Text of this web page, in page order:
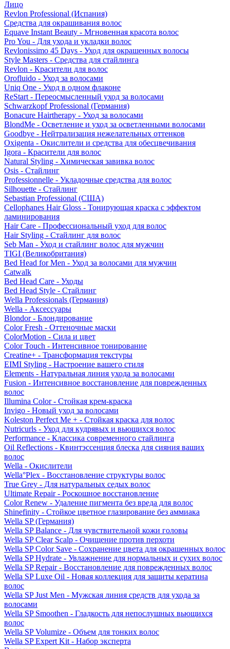
Лицо
Revlon Professional (Испания)
Средства для окрашивания волос
Equave Instant Beauty - Мгновенная красота волос
Pro You - Для ухода и укладки волос
Revlonissimo 45 Days - Уход для окрашенных волосы
Style Masters - Средства для стайлинга
Revlon - Красители для волос
Orofluido - Уход за волосами
Uniq One - Уход в одном флаконе
ReStart - Переосмысленный уход за волосами
Schwarzkopf Professional (Германия)
Bonacure Hairtherapy - Уход за волосами
BlondMe - Осветление и уход за осветленными волосами
Goodbye - Нейтрализация нежелательных оттенков
Oxigenta - Окислители и средства для обесцвечивания
Igora - Красители для волос
Natural Styling - Химическая завивка волос
Osis - Стайлинг
Professionnelle - Укладочные средства для волос
Silhouette - Стайлинг
Sebastian Professional (США)
Cellophanes Hair Gloss - Тонирующая краска с эффектом
ламинирования
Hair Care - Профессиональный уход для волос
Hair Styling - Стайлинг для волос
Seb Man - Уход и стайлинг волос для мужчин
TIGI (Великобритания)
Bed Head for Men - Уход за волосами для мужчин
Catwalk
Bed Head Care - Уходы
Bed Head Style - Стайлинг
Wella Professionals (Германия)
Wella - Аксессуары
Blondor - Блондирование
Color Fresh - Оттеночные маски
ColorMotion - Сила и цвет
Color Touch - Интенсивное тонирование
Creatine+ - Трансформация текстуры
EIMI Styling - Настроение вашего стиля
Elements - Натуральная линия ухода за волосами
Fusion - Интенсивное восстановление для поврежденных
волос
Illumina Color - Стойкая крем-краска
Invigo - Новый уход за волосами
Koleston Perfect Me + - Стойкая краска для волос
Nutricurls - Уход для кудрявых и вьющихся волос
Performance - Классика современного стайлинга
Oil Reflections - Квинтэссенция блеска для сияния ваших
волос
Wella - Окислители
Wella°Plex - Восстановление структуры волос
True Grey - Для натуральных седых волос
Ultimate Repair - Роскошное восстановление
Color Renew - Удаление пигмента без вреда для волос
Shinefinity - Стойкое цветное глазирование без аммиака
Wella SP (Германия)
Wella SP Balance - Для чувствительной кожи головы
Wella SP Clear Scalp - Очищение против перхоти
Wella SP Color Save - Сохранение цвета для окрашенных волос
Wella SP Hydrate - Увлажнение для нормальных и сухих волос
Wella SP Repair - Восстановление для поврежденных волос
Wella SP Luxe Oil - Новая коллекция для защиты кератина
волос
Wella SP Just Men - Мужская линия средств для ухода за
волосами
Wella SP Smoothen - Гладкость для непослушных вьющихся
волос
Wella SP Volumize - Объем для тонких волос
Wella SP Expert Kit - Набор эксперта